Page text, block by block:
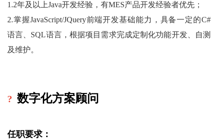
1.2年及以上Java开发经验，有MES产品开发经验者优先；
2.掌握JavaScript/JQuery前端开发基础能力，具备一定的C#
语言、SQL语言， 根据项目需求完成定制化功能开发、自测
及维护。
? 数字化方案顾问
任职要求：